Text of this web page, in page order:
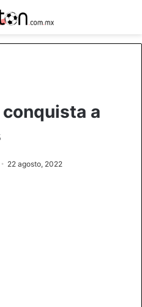
a
22 agosto, 2022